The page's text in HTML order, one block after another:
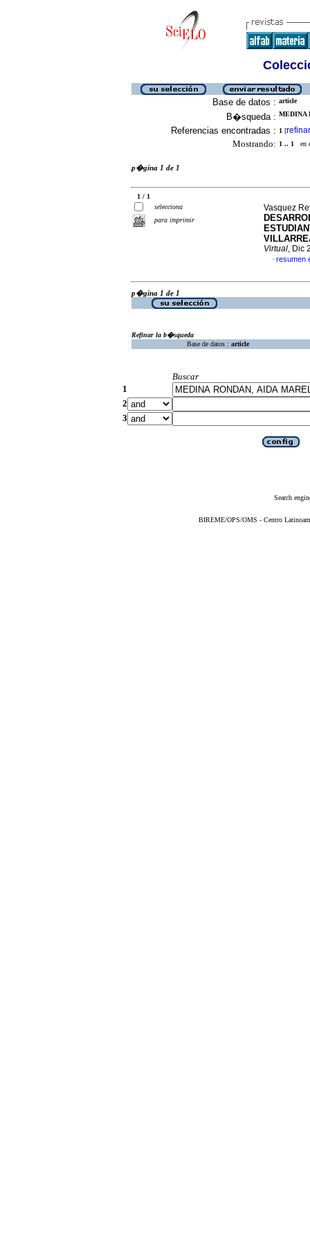
Base de datos : article
B�squeda : MEDINA
Referencias encontradas : 1 [refinar
Mostrando: 1 .. 1 en
p�gina 1 de 1
1 / 1
selecciona
para imprimir
Vasquez
Virtual, Dic
· resumen
p�gina 1 de 1
Refinar la b�squeda
Base de datos : article
Buscar
1
2
3
Search
BIREME/OPS/OMS - Centro